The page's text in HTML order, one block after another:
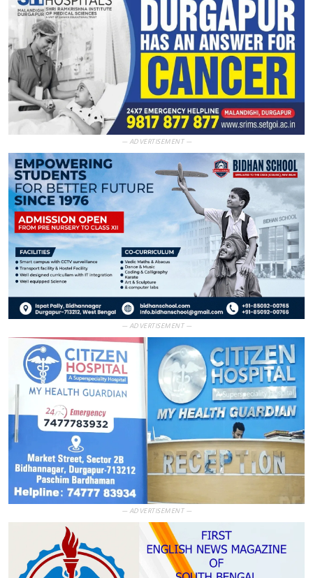
— ADVERTISEMENT —
— ADVERTISEMENT —
— ADVERTISEMENT —